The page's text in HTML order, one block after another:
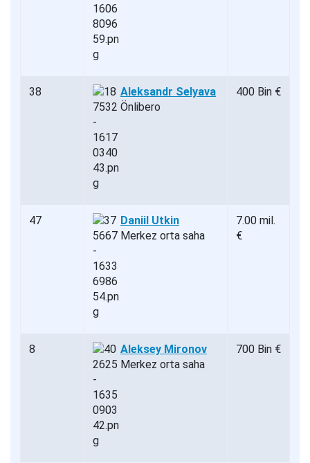
38
Aleksandr Selyava
Önlibero
400 Bin €
47
Daniil Utkin
Merkez orta saha
7.00 mil.
€
8
Aleksey Mironov
Merkez orta saha
700 Bin €